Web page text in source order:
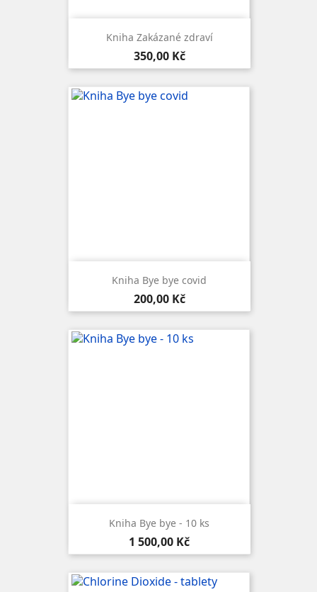
Kniha Zakázané zdraví
Cena
350,00 Kč
Kniha Bye bye covid
Cena
200,00 Kč
Kniha Bye bye - 10 ks
Cena
1 500,00 Kč